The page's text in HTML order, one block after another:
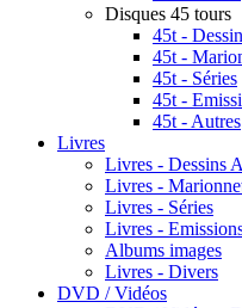
Disques 45 tours
45t -
45t -
45t - Séries
45t -
45t - Autres
Livres
Livres - Dessins
Livres -
Livres - Séries
Livres -
Albums images
Livres - Divers
DVD / Vidéos